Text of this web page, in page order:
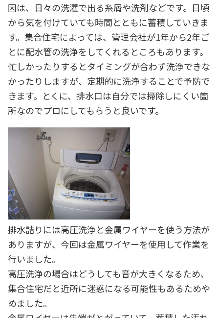
因は、日々の洗濯で出る糸屑や洗剤などです。日頃
から気を付けていても時間とともに蓄積していきま
す。集合住宅によっては、管理会社が1年から2年ご
とに配水管の洗浄をしてくれるところもあります。
忙しかったりするとタイミングが合わず洗浄できな
かったりしますが、定期的に洗浄することで予防で
きます。とくに、排水口は自分では掃除しにくい箇
所なのでプロにしてもらうと良いです。
排水詰りには高圧洗浄と金属ワイヤーを使う方法が
ありますが、今回は金属ワイヤーを使用して作業を
行いました。
高圧洗浄の場合はどうしても音が大きくなるため、
集合住宅だと近所に迷惑になる可能性もあるためや
めました。